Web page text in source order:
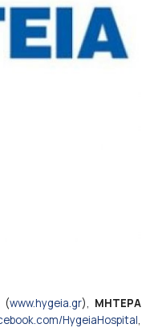
(www.hygeia.gr), ΜΗΤΕΡΑ
HygeiaHospital,